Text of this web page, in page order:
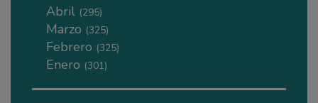
Abril (295)
Marzo (325)
Febrero (325)
Enero (301)